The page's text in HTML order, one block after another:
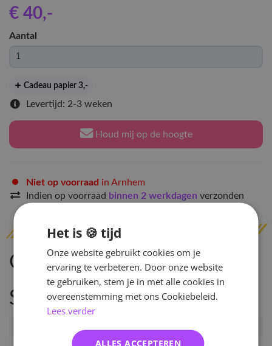
€ 40,-
Aantal
Cadeau papier 3,-
Levertijd: 2-3 weken
Houd mij op de hoogte
Niet op voorraad in Arnhem
Indien op voorraad binnen 2 werkdagen verzonden
Omschrijving
Specificaties
Het is 🍪 tijd
Onze website gebruikt cookies om je
ervaring te verbeteren. Door onze website
te gebruiken, stem je in met alle cookies in
overeenstemming met ons Cookiebeleid.
Lees verder
ALLES ACCEPTEREN